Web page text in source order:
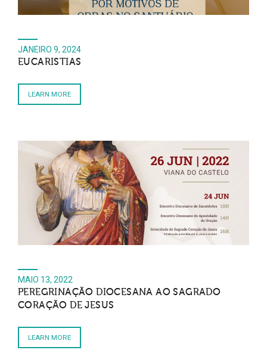
JANEIRO 9, 2024
EUCARISTIAS
LEARN MORE
MAIO 13, 2022
PEREGRINAÇÃO DIOCESANA AO SAGRADO
CORAÇÃO DE JESUS
LEARN MORE